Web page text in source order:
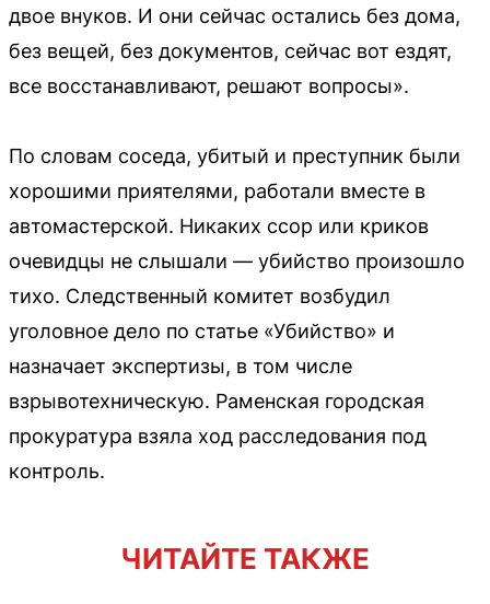
двое внуков. И они сейчас остались без дома,
без вещей, без документов, сейчас вот ездят,
все восстанавливают, решают вопросы».
По словам соседа, убитый и преступник были
хорошими приятелями, работали вместе в
автомастерской. Никаких ссор или криков
очевидцы не слышали — убийство произошло
тихо. Следственный комитет возбудил
уголовное дело по статье «Убийство» и
назначает экспертизы, в том числе
взрывотехническую. Раменская городская
прокуратура взяла ход расследования под
контроль.
ЧИТАЙТЕ ТАКЖЕ